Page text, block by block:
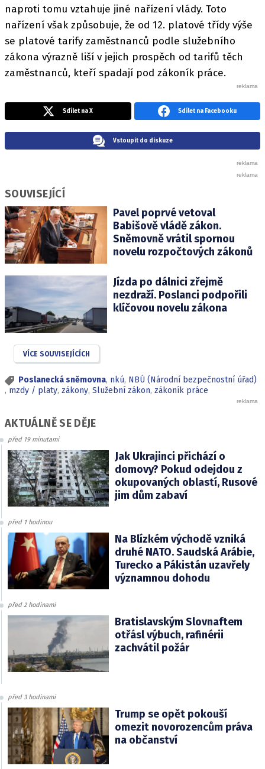
naproti tomu vztahuje jiné nařízení vlády. Toto
nařízení však způsobuje, že od 12. platové třídy výše
se platové tarify zaměstnanců podle služebního
zákona výrazně liší v jejich prospěch od tarifů těch
zaměstnanců, kteří spadají pod zákoník práce.
Sdílet na X Sdílet na Facebooku
Vstoupit do diskuze
SOUVISEJÍCÍ
Pavel poprvé vetoval
Babišově vládě zákon.
Sněmovně vrátil spornou
novelu rozpočtových zákonů
Jízda po dálnici zřejmě
nezdraží. Poslanci podpořili
klíčovou novelu zákona
VÍCE SOUVISEJÍCÍCH
Poslanecká sněmovna, nkú, NBÚ (Národní bezpečnostní úřad)
, mzdy / platy, zákony, Služební zákon, zákoník práce
AKTUÁLNĚ SE DĚJE
před 19 minutami
Jak Ukrajinci přichází o
domovy? Pokud odejdou z
okupovaných oblastí, Rusové
jim dům zabaví
před 1 hodinou
Na Blízkém východě vzniká
druhé NATO. Saudská Arábie,
Turecko a Pákistán uzavřely
významnou dohodu
před 2 hodinami
Bratislavským Slovnaftem
otřásl výbuch, rafinérii
zachvátil požár
před 3 hodinami
Trump se opět pokouší
omezit novorozencům práva
na občanství